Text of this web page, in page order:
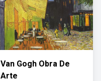
Van Gogh Obra De
Arte